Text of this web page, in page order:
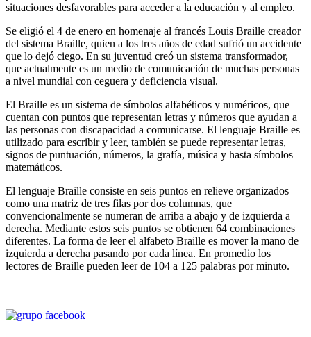
situaciones desfavorables para acceder a la educación y al empleo.
Se eligió el 4 de enero en homenaje al francés Louis Braille creador
del sistema Braille, quien a los tres años de edad sufrió un accidente
que lo dejó ciego. En su juventud creó un sistema transformador,
que actualmente es un medio de comunicación de muchas personas
a nivel mundial con ceguera y deficiencia visual.
El Braille es un sistema de símbolos alfabéticos y numéricos, que
cuentan con puntos que representan letras y números que ayudan a
las personas con discapacidad a comunicarse. El lenguaje Braille es
utilizado para escribir y leer, también se puede representar letras,
signos de puntuación, números, la grafía, música y hasta símbolos
matemáticos.
El lenguaje Braille consiste en seis puntos en relieve organizados
como una matriz de tres filas por dos columnas, que
convencionalmente se numeran de arriba a abajo y de izquierda a
derecha. Mediante estos seis puntos se obtienen 64 combinaciones
diferentes. La forma de leer el alfabeto Braille es mover la mano de
izquierda a derecha pasando por cada línea. En promedio los
lectores de Braille pueden leer de 104 a 125 palabras por minuto.